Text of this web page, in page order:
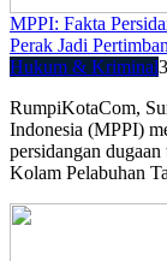
MPPI: Fakta
Perak Jadi
Hukum & Kriminal
RumpiKotaCom,
Indonesia (MPPI)
persidangan
Kolam Pelabuhan